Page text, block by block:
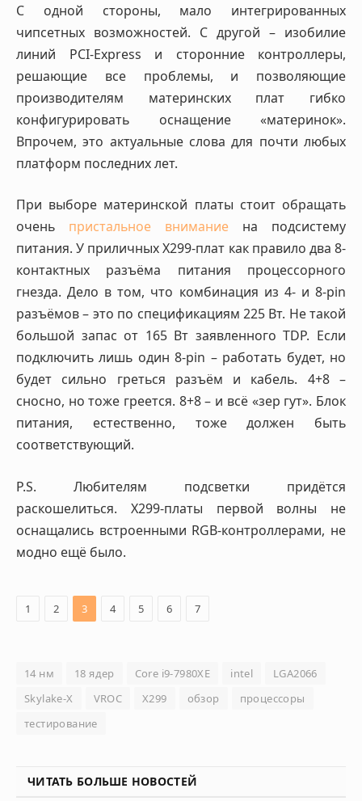
С одной стороны, мало интегрированных
чипсетных возможностей. С другой – изобилие
линий PCI-Express и сторонние контроллеры,
решающие все проблемы, и позволяющие
производителям материнских плат гибко
конфигурировать оснащение «материнок».
Впрочем, это актуальные слова для почти любых
платформ последних лет.
При выборе материнской платы стоит обращать
очень пристальное внимание на подсистему
питания. У приличных X299-плат как правило два 8-
контактных разъёма питания процессорного
гнезда. Дело в том, что комбинация из 4- и 8-pin
разъёмов – это по спецификациям 225 Вт. Не такой
большой запас от 165 Вт заявленного TDP. Если
подключить лишь один 8-pin – работать будет, но
будет сильно греться разъём и кабель. 4+8 –
сносно, но тоже греется. 8+8 – и всё «зер гут». Блок
питания, естественно, тоже должен быть
соответствующий.
P.S. Любителям подсветки придётся
раскошелиться. X299-платы первой волны не
оснащались встроенными RGB-контроллерами, не
модно ещё было.
1 2 3 4 5 6 7
14 нм 18 ядер Core i9-7980XE intel
LGA2066
Skylake-X
VROC X299 обзор
процессоры
тестирование
ЧИТАТЬ БОЛЬШЕ НОВОСТЕЙ